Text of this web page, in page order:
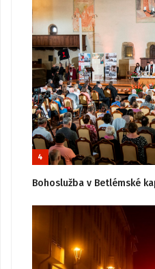
4
Bohoslužba v Betlémské